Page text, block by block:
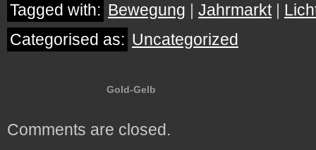
Tagged with: Bewegung | Jahrmarkt|
Categorised as: Uncategorized
Gold-Gelb
Comments are closed.